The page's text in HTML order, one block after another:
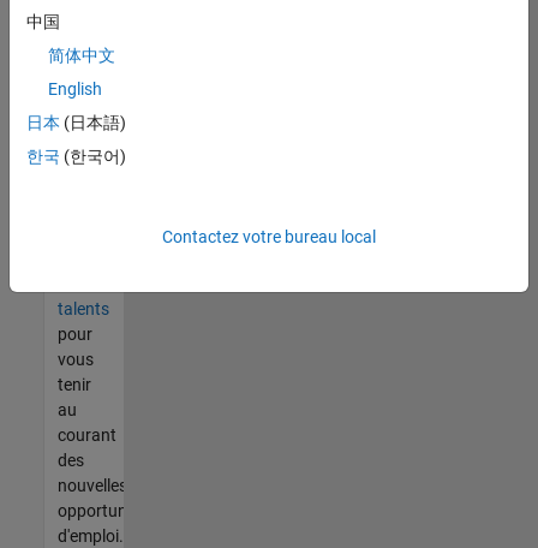
trouvez
pas
d'offre
corresponde
à vos
talents
pour
vous
tenir
au
courant
des
nouvelles
opportunités
d'emploi.
中国
简体中文
English
日本 (日本語)
한국 (한국어)
Contactez votre bureau local